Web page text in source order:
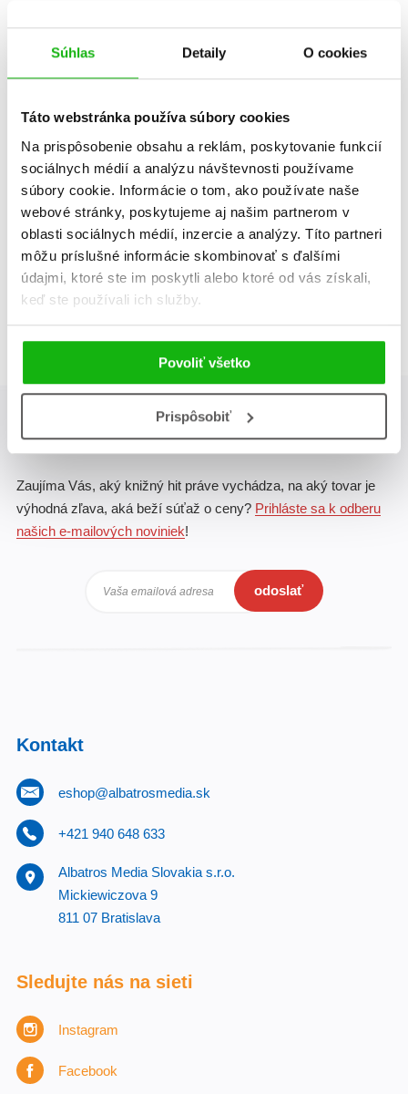
Súhlas Detaily O cookies
Táto webstránka používa súbory cookies
Na prispôsobenie obsahu a reklám, poskytovanie funkcií
sociálnych médií a analýzu návštevnosti používame
súbory cookie. Informácie o tom, ako používate naše
webové stránky, poskytujeme aj našim partnerom v
oblasti sociálnych médií, inzercie a analýzy. Títo partneri
môžu príslušné informácie skombinovať s ďalšími
údajmi, ktoré ste im poskytli alebo ktoré od vás získali,
keď ste používali ich služby.
Povoliť všetko
Prispôsobiť
Príšerky a ich kamaráti
Goncalo Pereira
Celkom kníh:1
1
Albatros Media newsletter
Zaujíma Vás, aký knižný hit práve vychádza, na aký tovar je
výhodná zľava, aká beží súťaž o ceny? Prihláste sa k odberu
našich e-mailových noviniek!
Vaša emailová adresa odoslať
Kontakt
eshop@albatrosmedia.sk
+421 940 648 633
Albatros Media Slovakia s.r.o.
Mickiewiczova 9
811 07 Bratislava
Sledujte nás na sieti
Instagram
Facebook